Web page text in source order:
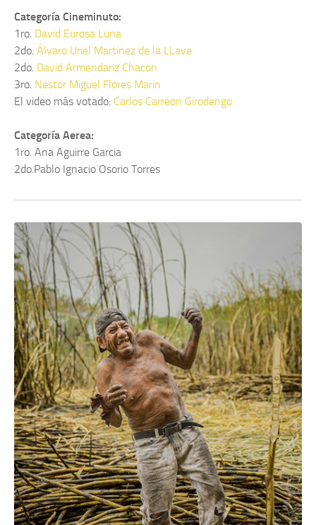
Categoría Cineminuto:
1ro. David Eurosa Luna
2do. Álvaro Uriel Martinez de la LLave
2do. David Armendariz Chacon
3ro. Nestor Miguel Flores Marin
El video más votado: Carlos Carreon Girodengo
Categoría Aerea:
1ro. Ana Aguirre Garcia
2do.Pablo Ignacio Osorio Torres